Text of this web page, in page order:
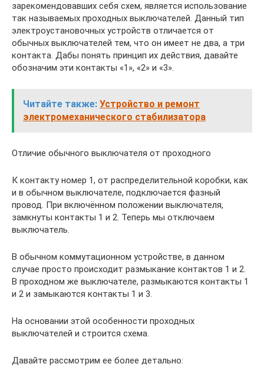
зарекомендовавших себя схем, является использование
так называемых проходных выключателей. Данный тип
электроустановочных устройств отличается от
обычных выключателей тем, что он имеет не два, а три
контакта. Дабы понять принцип их действия, давайте
обозначим эти контакты «1», «2» и «3».
Читайте также: Устройство и ремонт
электромеханического стабилизатора
Отличие обычного выключателя от проходного
К контакту номер 1, от распределительной коробки, как
и в обычном выключателе, подключается фазный
провод. При включённом положении выключателя,
замкнуты контакты 1 и 2. Теперь мы отключаем
выключатель.
В обычном коммутационном устройстве, в данном
случае просто происходит размыкание контактов 1 и 2.
В проходном же выключателе, размыкаются контакты 1
и 2 и замыкаются контакты 1 и 3.
На основании этой особенности проходных
выключателей и строится схема.
Давайте рассмотрим ее более детально: